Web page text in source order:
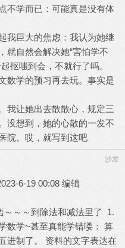
不学而已：可能真是没有体
我巨大的焦虑：我认为她继
就自然会解决她“害怕学不
抠嗤到会，不就行了吗。
数学的预习再去玩。事实是
我让她出去散散心，规定三
没想到，她的心散的一发不
院。哎，就写到这吧
沙发
6-19 00:08 编辑
～～到除法和减法里了 ​1.
数学~​甚至真能学错喽： 算
进制了。 资料的文字表达在